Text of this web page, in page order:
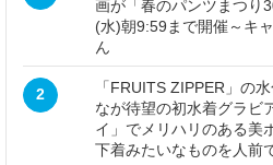
画が「春のパンツまつり
(水)朝9:59まで開催～キ
ん
2
「FRUITS ZIPPER」の
なが待望の初水着グラビ
イ」でメリハリのある美
下着みたいなものを人前